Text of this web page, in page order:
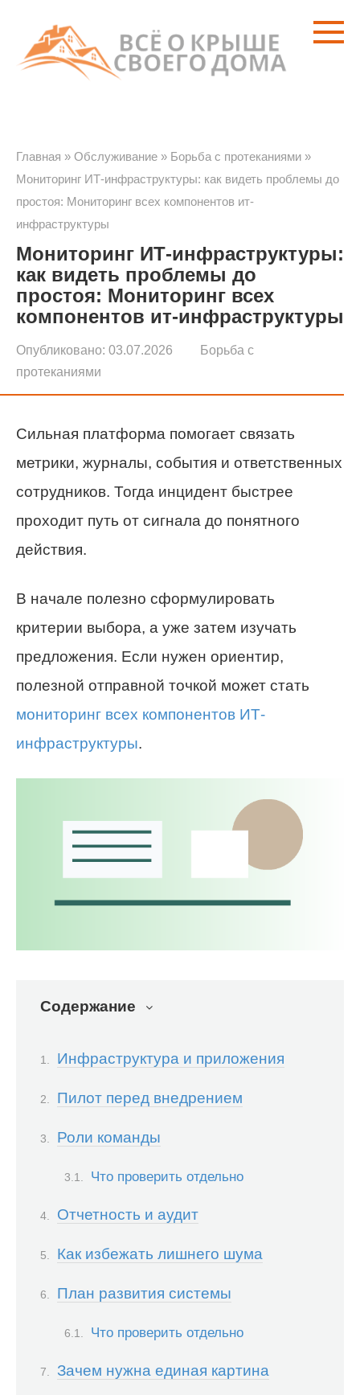
контенту
Главная » Обслуживание » Борьба с протеканиями »
Мониторинг ИТ-инфраструктуры: как видеть проблемы до
простоя: Мониторинг всех компонентов ит-
инфраструктуры
Мониторинг ИТ-инфраструктуры:
как видеть проблемы до
простоя: Мониторинг всех
компонентов ит-инфраструктуры
Опубликовано: 03.07.2026
Борьба с
протеканиями
Сильная платформа помогает связать
метрики, журналы, события и ответственных
сотрудников. Тогда инцидент быстрее
проходит путь от сигнала до понятного
действия.
В начале полезно сформулировать
критерии выбора, а уже затем изучать
предложения. Если нужен ориентир,
полезной отправной точкой может стать
мониторинг всех компонентов ИТ-
инфраструктуры.
Содержание
Инфраструктура и приложения
Пилот перед внедрением
Роли команды
Что проверить отдельно
Отчетность и аудит
Как избежать лишнего шума
План развития системы
Что проверить отдельно
Зачем нужна единая картина